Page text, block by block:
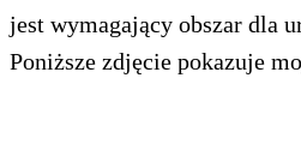
jest wymagający obszar dla
Poniższe zdjęcie pokazuje